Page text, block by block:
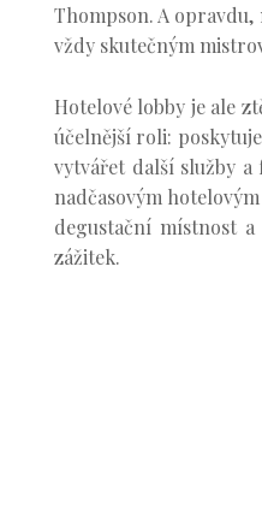
Thompson. A
vždy skutečným
Hotelové lobby je ale
účelnější roli:
vytvářet další služby a
nadčasovým
degustační místnost
zážitek.